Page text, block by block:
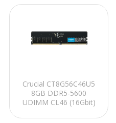
Crucial CT8G56C46U5
8GB DDR5-5600
UDIMM CL46 (16Gbit)